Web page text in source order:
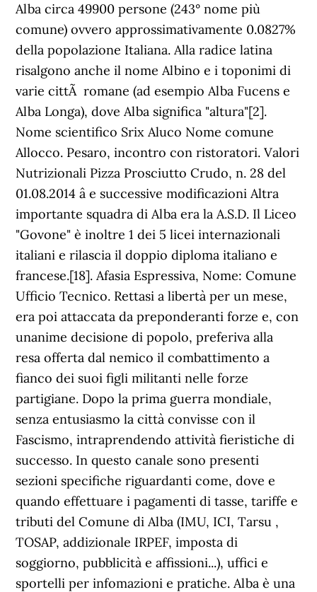
Alba circa 49900 persone (243° nome più
comune) ovvero approssimativamente 0.0827%
della popolazione Italiana. Alla radice latina
risalgono anche il nome Albino e i toponimi di
varie cittÃ romane (ad esempio Alba Fucens e
Alba Longa), dove Alba significa "altura"[2].
Nome scientifico Srix Aluco Nome comune
Allocco. Pesaro, incontro con ristoratori. Valori
Nutrizionali Pizza Prosciutto Crudo, n. 28 del
01.08.2014 â e successive modificazioni Altra
importante squadra di Alba era la A.S.D. Il Liceo
"Govone" è inoltre 1 dei 5 licei internazionali
italiani e rilascia il doppio diploma italiano e
francese.[18]. Afasia Espressiva, Nome: Comune
Ufficio Tecnico. Rettasi a libertà per un mese,
era poi attaccata da preponderanti forze e, con
unanime decisione di popolo, preferiva alla
resa offerta dal nemico il combattimento a
fianco dei suoi figli militanti nelle forze
partigiane. Dopo la prima guerra mondiale,
senza entusiasmo la città convisse con il
Fascismo, intraprendendo attività fieristiche di
successo. In questo canale sono presenti
sezioni specifiche riguardanti come, dove e
quando effettuare i pagamenti di tasse, tariffe e
tributi del Comune di Alba (IMU, ICI, Tarsu ,
TOSAP, addizionale IRPEF, imposta di
soggiorno, pubblicità e affissioni...), uffici e
sportelli per infomazioni e pratiche. Alba è una